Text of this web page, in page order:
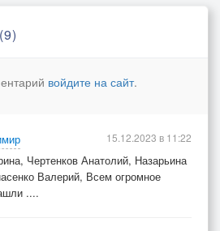
войдите на сайт.
Чертенков Анатолий, Назарьина
Валерий, Всем огромное
....
15.12.2023 в 11:22